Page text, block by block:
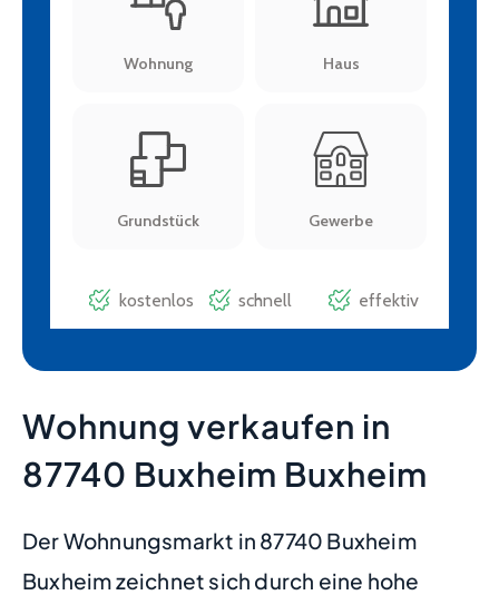
Wohnung verkaufen in
87740 Buxheim Buxheim
Der Wohnungsmarkt in 87740 Buxheim
Buxheim zeichnet sich durch eine hohe